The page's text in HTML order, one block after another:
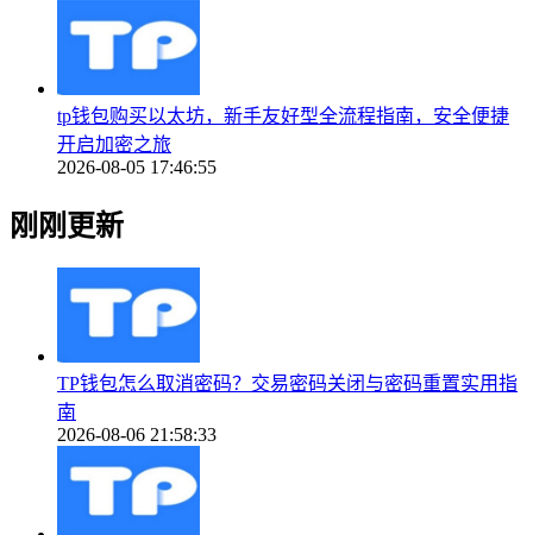
tp钱包购买以太坊，新手友好型全流程指南，安全便捷
开启加密之旅
2026-08-05 17:46:55
刚刚更新
TP钱包怎么取消密码？交易密码关闭与密码重置实用指
南
2026-08-06 21:58:33